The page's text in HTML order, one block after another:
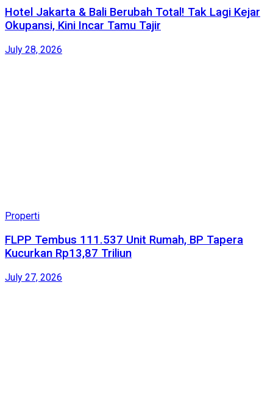
Hotel Jakarta & Bali Berubah Total! Tak Lagi Kejar
Okupansi, Kini Incar Tamu Tajir
July 28, 2026
Properti
FLPP Tembus 111.537 Unit Rumah, BP Tapera
Kucurkan Rp13,87 Triliun
July 27, 2026